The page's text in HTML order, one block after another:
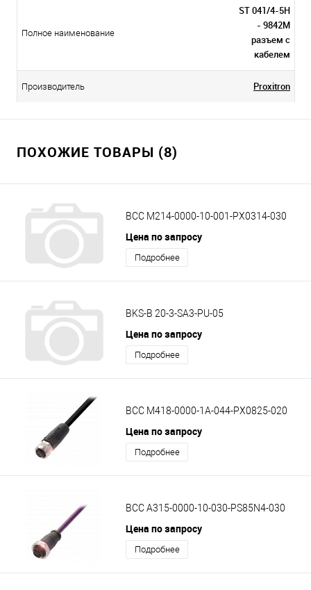
Полное наименование
ST 041/4-5H
- 9842M
разъем с
кабелем
Производитель Proxitron
ПОХОЖИЕ ТОВАРЫ (8)
BCC M214-0000-10-001-PX0314-030
Цена по запросу
Подробнее
BKS-B 20-3-SA3-PU-05
Цена по запросу
Подробнее
BCC M418-0000-1A-044-PX0825-020
Цена по запросу
Подробнее
BCC A315-0000-10-030-PS85N4-030
Цена по запросу
Подробнее